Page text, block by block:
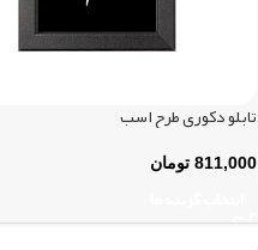
تابلو دکوری طرح اسب
811,000 تومان